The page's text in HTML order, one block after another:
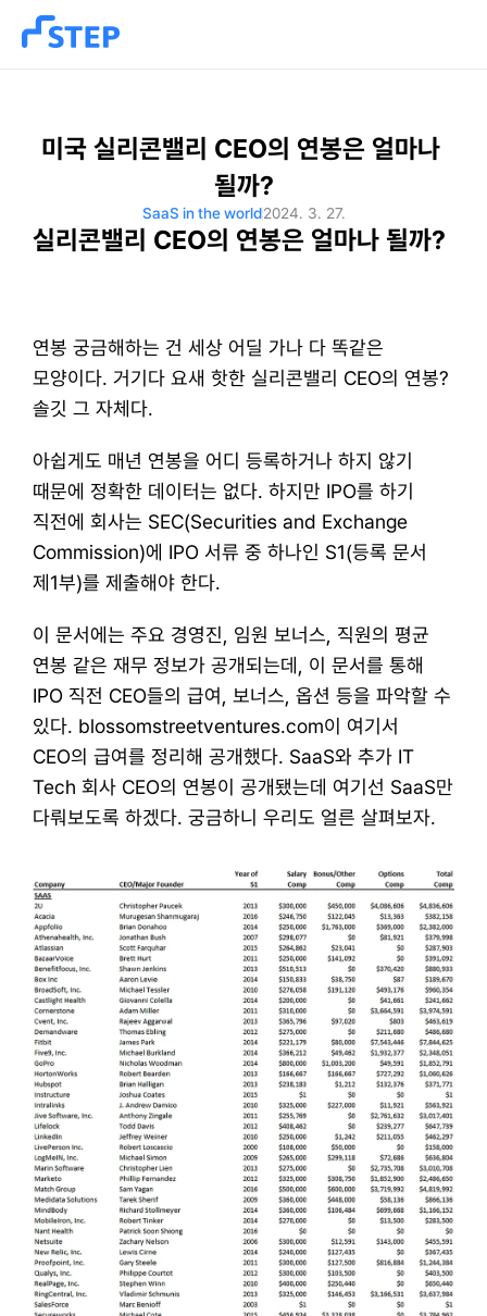
미국 실리콘밸리 CEO의 연봉은 얼마나
될까?
SaaS in the world2024. 3. 27.
실리콘밸리 CEO의 연봉은 얼마나 될까?
연봉 궁금해하는 건 세상 어딜 가나 다 똑같은
모양이다. 거기다 요새 핫한 실리콘밸리 CEO의 연봉?
솔깃 그 자체다.
​아쉽게도 매년 연봉을 어디 등록하거나 하지 않기
때문에 정확한 데이터는 없다. 하지만 IPO를 하기
직전에 회사는 SEC(Securities and Exchange
Commission)에 IPO 서류 중 하나인 S1(등록 문서
제1부)를 제출해야 한다.
​이 문서에는 주요 경영진, 임원 보너스, 직원의 평균
연봉 같은 재무 정보가 공개되는데, 이 문서를 통해
IPO 직전 CEO들의 급여, 보너스, 옵션 등을 파악할 수
있다. blossomstreetventures.com이 여기서
CEO의 급여를 정리해 공개했다. SaaS와 추가 IT
Tech 회사 CEO의 연봉이 공개됐는데 여기선 SaaS만
다뤄보도록 하겠다. 궁금하니 우리도 얼른 살펴보자.